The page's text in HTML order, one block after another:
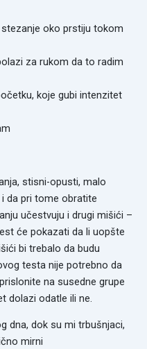
oko prstiju tokom
za rukom da to radim
koje gubi intenzitet
stisni-opusti, malo
da pri tome obratite
učestvuju i drugi mišići –
će pokazati da li uopšte
bi trebalo da budu
testa nije potrebno da
na susedne grupe
dolazi odatle ili ne.
dna, dok su mi trbušnjaci,
mirni